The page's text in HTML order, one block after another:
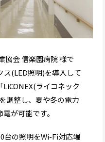
協会 信楽園病院 様で
ス(LED照明)を導入して
ライコネック
調整し、夏や冬の電力
が可能です。
台の照明をWi-Fi対応端